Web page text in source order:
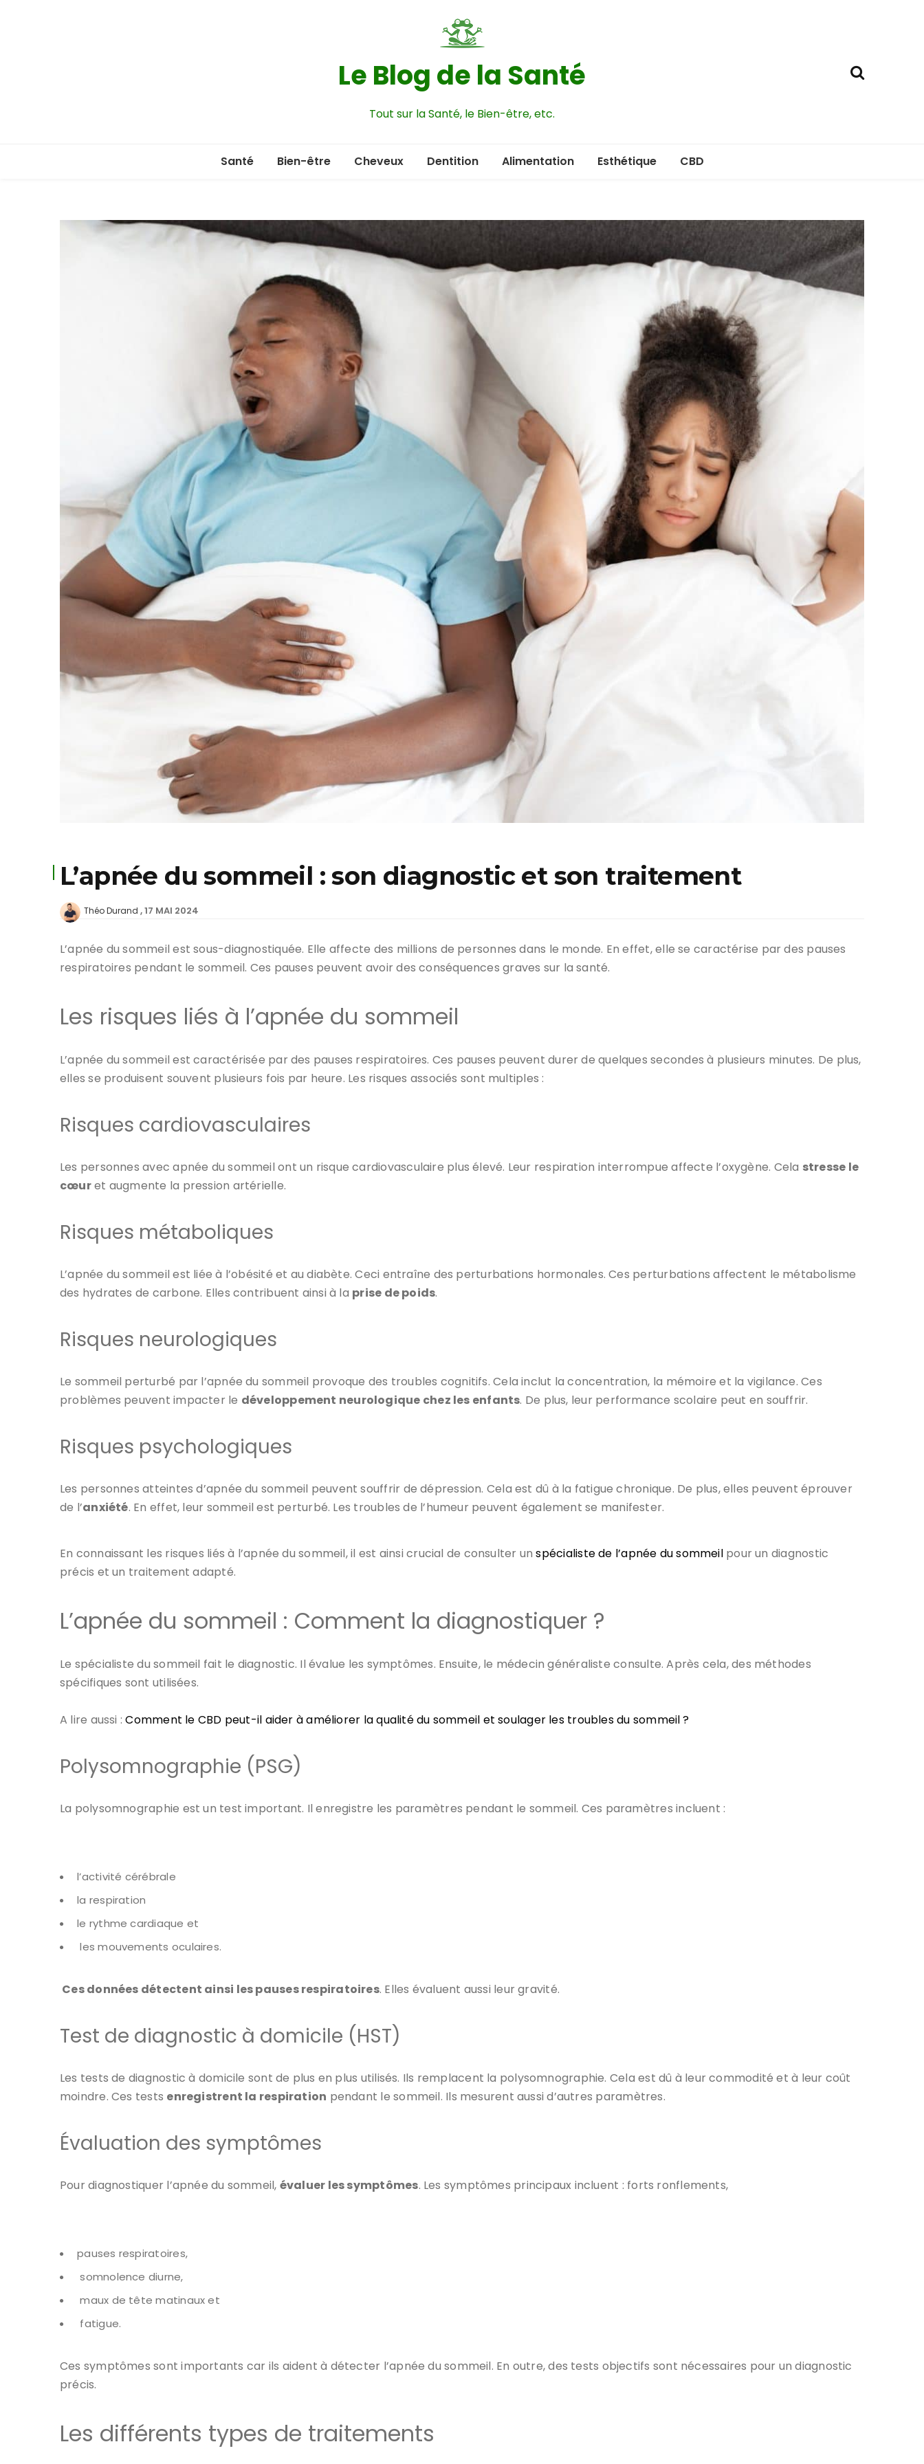
Le Blog de la Santé
Tout sur la Santé, le Bien-être, etc.
Santé Bien-être Cheveux Dentition Alimentation Esthétique CBD
L’apnée du sommeil : son diagnostic et son traitement
Théo Durand 17 MAI 2024
L’apnée du sommeil est sous-diagnostiquée. Elle affecte des millions de personnes dans le monde. En effet, elle se caractérise par des pauses
respiratoires pendant le sommeil. Ces pauses peuvent avoir des conséquences graves sur la santé.
Les risques liés à l’apnée du sommeil
L’apnée du sommeil est caractérisée par des pauses respiratoires. Ces pauses peuvent durer de quelques secondes à plusieurs minutes. De plus,
elles se produisent souvent plusieurs fois par heure. Les risques associés sont multiples :
Risques cardiovasculaires
Les personnes avec apnée du sommeil ont un risque cardiovasculaire plus élevé. Leur respiration interrompue affecte l’oxygène. Cela stresse le
cœuret augmente la pression artérielle.
Risques métaboliques
L’apnée du sommeil est liée à l’obésité et au diabète. Ceci entraîne des perturbations hormonales. Ces perturbations affectent le métabolisme
des hydrates de carbone. Elles contribuent ainsi à la prise de poids.
Risques neurologiques
Le sommeil perturbé par l’apnée du sommeil provoque des troubles cognitifs. Cela inclut la concentration, la mémoire et la vigilance. Ces
problèmes peuvent impacter le développement neurologique chez les enfants. De plus, leur performance scolaire peut en souffrir.
Risques psychologiques
Les personnes atteintes d’apnée du sommeil peuvent souffrir de dépression. Cela est dû à la fatigue chronique. De plus, elles peuvent éprouver
de l’anxiété. En effet, leur sommeil est perturbé. Les troubles de l’humeur peuvent également se manifester.
En connaissant les risques liés à l’apnée du sommeil, il est ainsi crucial de consulter unspécialiste de l’apnée du sommeilpour un diagnostic
précis et un traitement adapté.
L’apnée du sommeil : Comment la diagnostiquer ?
Le spécialiste du sommeil fait le diagnostic. Il évalue les symptômes. Ensuite, le médecin généraliste consulte. Après cela, des méthodes
spécifiques sont utilisées.
A lire aussi :Comment le CBD peut-il aider à améliorer la qualité du sommeil et soulager les troubles du sommeil ?
Polysomnographie (PSG)
La polysomnographie est un test important. Il enregistre les paramètres pendant le sommeil. Ces paramètres incluent :
l’activité cérébrale
la respiration
le rythme cardiaque et
les mouvements oculaires.
Ces données détectent ainsi les pauses respiratoires. Elles évaluent aussi leur gravité.
Test de diagnostic à domicile (HST)
Les tests de diagnostic à domicile sont de plus en plus utilisés. Ils remplacent la polysomnographie. Cela est dû à leur commodité et à leur coût
moindre. Ces tests enregistrent la respiration pendant le sommeil. Ils mesurent aussi d’autres paramètres.
Évaluation des symptômes
Pour diagnostiquer l’apnée du sommeil, évaluer les symptômes. Les symptômes principaux incluent : forts ronflements,
pauses respiratoires,
somnolence diurne,
maux de tête matinaux et
fatigue.
Ces symptômes sont importants car ils aident à détecter l’apnée du sommeil. En outre, des tests objectifs sont nécessaires pour un diagnostic
précis.
Les différents types de traitements